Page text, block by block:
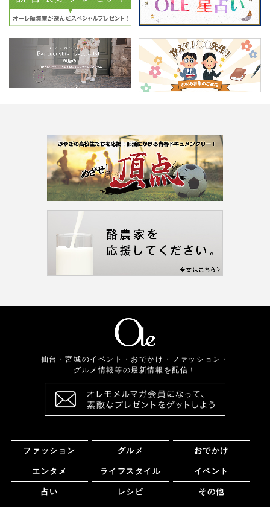
仙台・宮城のイベント・おでかけ・ファッション・
グルメ情報等の最新情報を配信！
ファッション グルメ おでかけ
エンタメ ライフスタイル イベント
占い レシピ その他